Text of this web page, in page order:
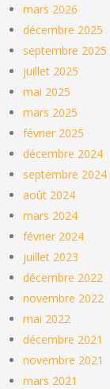
mars 2026
décembre 2025
septembre 2025
juillet 2025
mai 2025
mars 2025
février 2025
décembre 2024
septembre 2024
août 2024
mars 2024
février 2024
juillet 2023
décembre 2022
novembre 2022
mai 2022
décembre 2021
novembre 2021
mars 2021